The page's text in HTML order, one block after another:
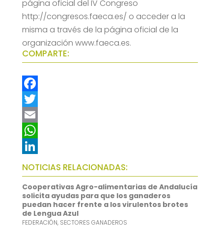
página oficial del IV Congreso
http://congresos.faeca.es/ o acceder a la
misma a través de la página oficial de la
organización www.faeca.es.
COMPARTE:
F
a
c
e
b
o
o
k
T
w
t
t
e
r
E
m
a
i
l
W
h
a
t
s
A
L
i
n
k
e
NOTICIAS RELACIONADAS:
Cooperativas Agro-alimentarias de Andalucía
solicita ayudas para que los ganaderos
puedan hacer frente a los virulentos brotes
de Lengua Azul
FEDERACIÓN, SECTORES GANADEROS